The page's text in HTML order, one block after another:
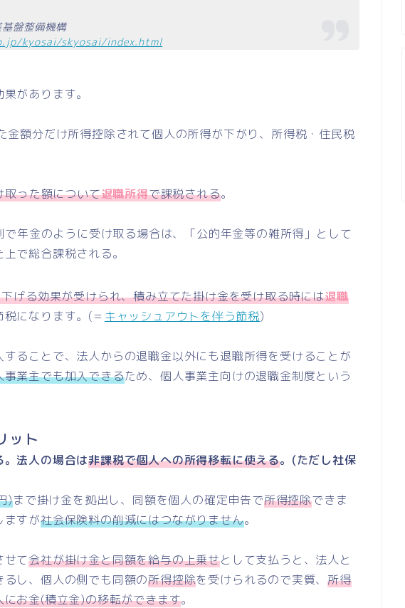
盤整備機構
kyosai/skyosai/index.html
があります。
金額分だけ所得控除されて個人の所得が下がり、所得税・住民税
取った額について退職所得で課税される。
年金のように受け取る場合は、「公的年金等の雑所得」として
で総合課税される。
げる効果が受けられ、積み立てた掛け金を受け取る時には退職
税になります。(＝ キャッシュアウトを伴う節税)
ることで、法人からの退職金以外にも退職所得を受けることが
事業主でも加入できるため、個人事業主向けの退職金制度という
ット
法人の場合は非課税で個人への所得移転に使える。(ただし社保
)まで掛け金を拠出し、同額を個人の確定申告で所得控除できま
ますが社会保険料の削減にはつながりません。
せて会社が掛け金と同額を給与の上乗せとして支払うと、法人と
るし、個人の側でも同額の所得控除を受けられるので実質、所得
お金(積立金)の移転ができます。